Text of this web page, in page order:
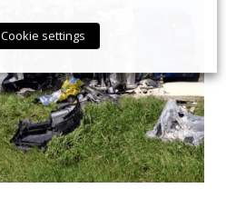
Cookie settings